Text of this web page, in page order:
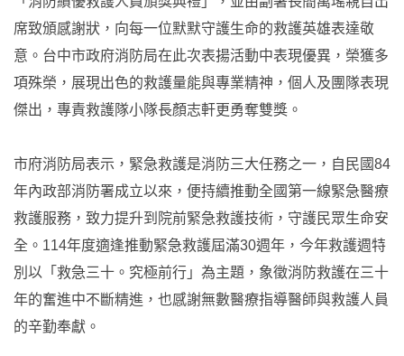
席致頒感謝狀，向每一位默默守護生命的救護英雄表達敬
意。台中市政府消防局在此次表揚活動中表現優異，榮獲多
項殊榮，展現出色的救護量能與專業精神，個人及團隊表現
傑出，專責救護隊小隊長顏志軒更勇奪雙獎。
市府消防局表示，緊急救護是消防三大任務之一，自民國84
年內政部消防署成立以來，便持續推動全國第一線緊急醫療
救護服務，致力提升到院前緊急救護技術，守護民眾生命安
全。114年度適逢推動緊急救護屆滿30週年，今年救護週特
別以「救急三十。究極前行」為主題，象徵消防救護在三十
年的奮進中不斷精進，也感謝無數醫療指導醫師與救護人員
的辛勤奉獻。